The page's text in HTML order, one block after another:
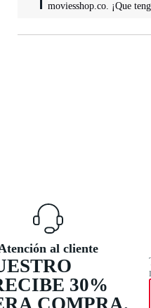
moviesshop.co. ¡Que
al cliente
30%